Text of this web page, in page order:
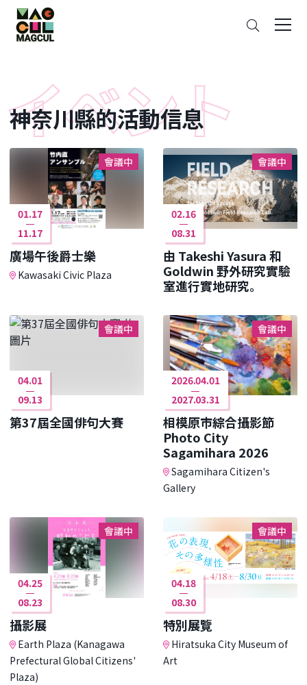
ン
テ
ン
ス
キ
ッ
プ
神奈川縣的活動信息
會議中
01.17
11.17
廣場午後爵士樂
Kawasaki Civic Plaza
會議中
02.16
08.31
由 Takeshi Yasura 和
Goldwin 野外研究實驗
室進行實地研究。
會議中
04.01
09.13
第37屆全國俳句大賽
會議中
2026.04.01
2027.03.31
相模原市綜合攝影節
Photo City
Sagamihara 2026
Sagamihara Citizen's
Gallery
會議中
04.25
08.23
攝影展
Earth Plaza (Kanagawa
Prefectural Global Citizens'
Plaza)
會議中
04.18
08.30
特別展覽
Hiratsuka City Museum of
Art